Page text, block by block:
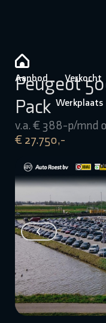
Aanbod Verkocht
Werkplaats
Peugeot
Pack
v.a. € 388-p/mnd
€ 27.750,-